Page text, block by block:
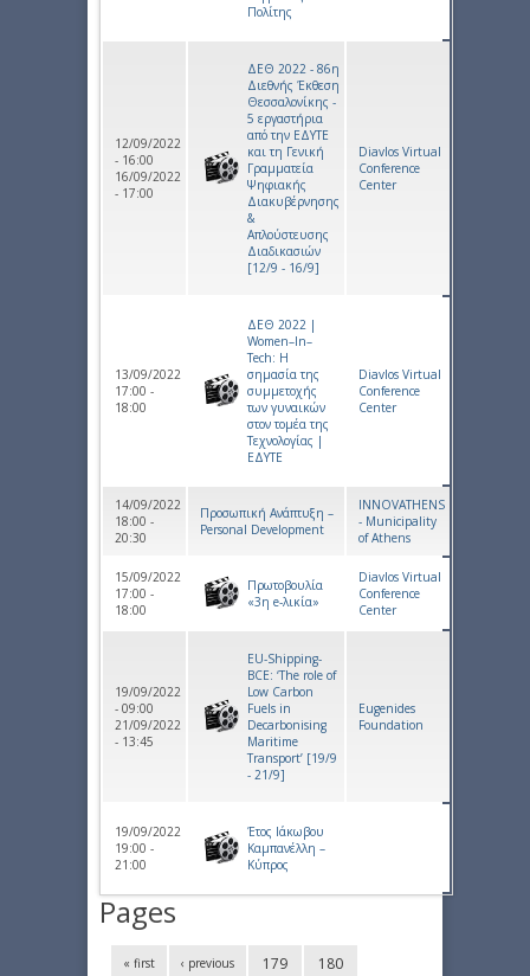
Πολίτης
12/09/2022
- 16:00
16/09/2022
- 17:00
ΔΕΘ 2022 - 86η
Διεθνής Έκθεση
Θεσσαλονίκης -
5 εργαστήρια
από την ΕΔΥΤΕ
και τη Γενική
Γραμματεία
Ψηφιακής
Διακυβέρνησης
&
Απλούστευσης
Διαδικασιών
[12/9 - 16/9]
Diavlos Virtual
Conference
Center
13/09/2022
17:00 -
18:00
ΔΕΘ 2022 |
Women–In–
Tech: Η
σημασία της
συμμετοχής
των γυναικών
στον τομέα της
Τεχνολογίας |
ΕΔΥΤΕ
Diavlos Virtual
Conference
Center
14/09/2022
18:00 -
20:30
Προσωπική Ανάπτυξη –
Personal Development
INNOVATHENS
- Municipality
of Athens
15/09/2022
17:00 -
18:00
Πρωτοβουλία
«3η e-λικία»
Diavlos Virtual
Conference
Center
19/09/2022
- 09:00
21/09/2022
- 13:45
EU-Shipping-
BCE: ‘The role of
Low Carbon
Fuels in
Decarbonising
Maritime
Transport’ [19/9
- 21/9]
Eugenides
Foundation
19/09/2022
19:00 -
21:00
Έτος Ιάκωβου
Καμπανέλλη –
Κύπρος
Pages
« first ‹ previous 179 180